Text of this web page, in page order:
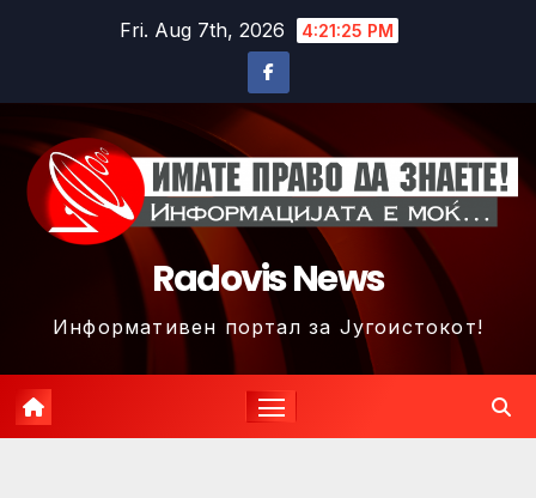
Fri. Aug 7th, 2026 4:21:28 PM
Radovis News
Информативен портал за Југоистокот!